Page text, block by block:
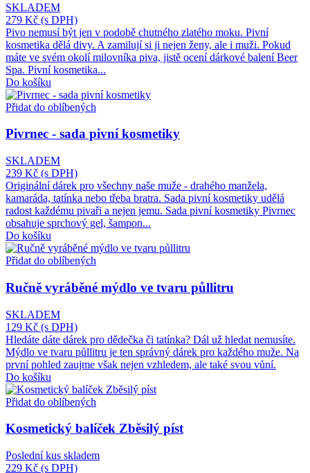
SKLADEM
279 Kč (s DPH)
Pivo nemusí být jen v podobě chutného zlatého moku. Pivní
kosmetika dělá divy. A zamilují si ji nejen ženy, ale i muži. Pokud
máte ve svém okolí milovníka piva, jistě ocení dárkové balení Beer
Spa. Pivní kosmetika...
Do košíku
Přidat do oblíbených
Pivrnec - sada pivní kosmetiky
SKLADEM
239 Kč (s DPH)
Originální dárek pro všechny naše muže - drahého manžela,
kamaráda, tatínka nebo třeba bratra. Sada pivní kosmetiky udělá
radost každému pivaři a nejen jemu. Sada pivní kosmetiky Pivrnec
obsahuje sprchový gel, šampon...
Do košíku
Přidat do oblíbených
Ručně vyráběné mýdlo ve tvaru půllitru
SKLADEM
129 Kč (s DPH)
Hledáte dáte dárek pro dědečka či tatínka? Dál už hledat nemusíte.
Mýdlo ve tvaru půllitru je ten správný dárek pro každého muže. Na
první pohled zaujme však nejen vzhledem, ale také svou vůní.
Do košíku
Přidat do oblíbených
Kosmetický balíček Zběsilý píst
Poslední kus skladem
229 Kč (s DPH)